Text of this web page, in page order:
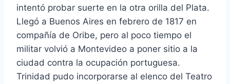
intentó probar suerte en la otra orilla del Plata.
Llegó a Buenos Aires en febrero de 1817 en
compañía de Oribe, pero al poco tiempo el
militar volvió a Montevideo a poner sitio a la
ciudad contra la ocupación portuguesa.
Trinidad pudo incorporarse al elenco del Teatro